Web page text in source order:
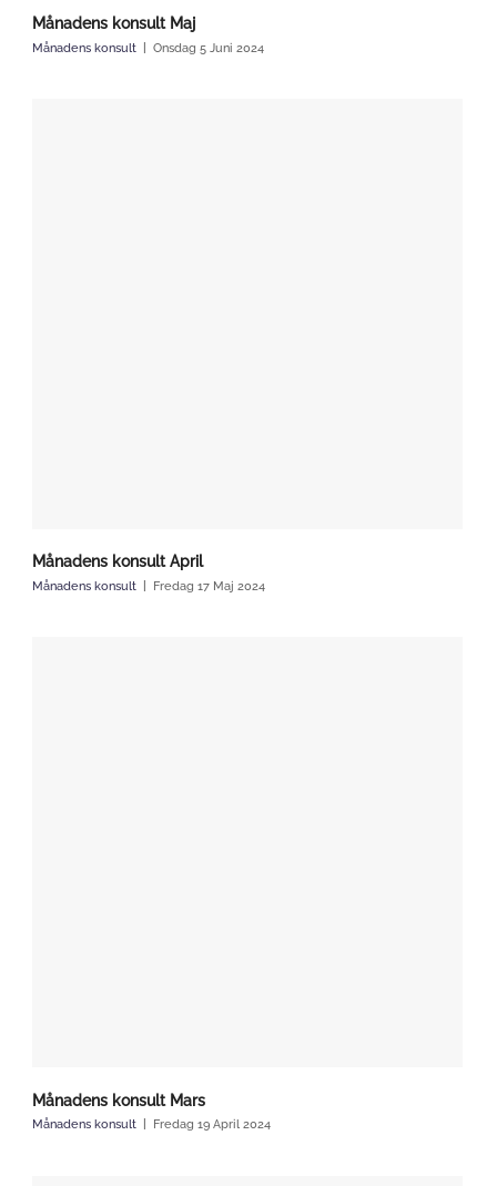
Månadens konsult Maj
Månadens konsult Onsdag 5 Juni 2024
Månadens konsult April
Månadens konsult Fredag 17 Maj 2024
Månadens konsult Mars
Månadens konsult Fredag 19 April 2024